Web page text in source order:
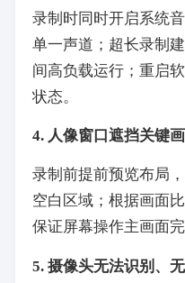
录制时同时开启系统
单一声道；超长录制
间高负载运行；重启
状态。
4. 人像窗口遮挡关键
录制前提前预览布局
空白区域；根据画面
保证屏幕操作主画面完
5. 摄像头无法识别、